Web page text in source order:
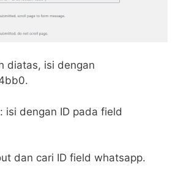
diatas, isi dengan
: isi dengan ID pada field
dan cari ID field whatsapp.